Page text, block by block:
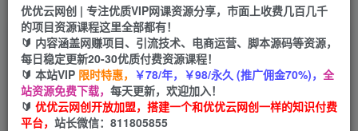
首页 中创网 正文
（5852期）小红书各行业引流玩法，从养号到制
作到引流等，一条龙分享给你
优优云网创
2年前发布
关注 私信
优优云网创 | 专注优质VIP网课资源分享，市面上收费几百几千
的项目资源课程这里全部都有！
🔰 内容涵盖网赚项目、引流技术、电商运营、脚本源码等资源，
每日稳定更新20-30优质付费资源课程！
🔰 本站VIP 限时特惠， ￥78/年，￥98/永久 (推广佣金70%)， 全
站资源免费下载， 每天更新，欢迎加入！
🔰 优优云网创开放加盟，搭建一个和优优云网创一样的知识付费
平台， 站长微信：811805855